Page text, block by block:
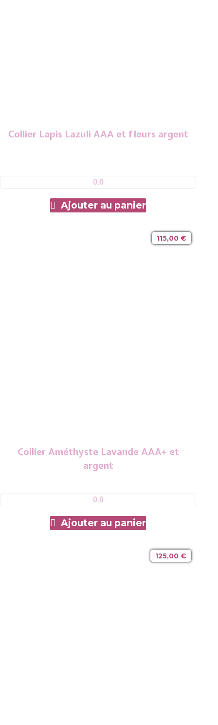
Collier Lapis Lazuli AAA et fleurs argent
0.0
Ajouter au panier
Collier Améthyste Lavande AAA+ et
argent
0.0
115,00€
Ajouter au panier
125,00€